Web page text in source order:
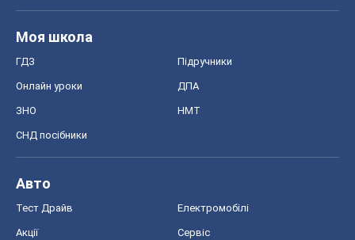
Моя школа
ГДЗ Підручники
Онлайн уроки ДПА
ЗНО НМТ
СНД посібники
Авто
Тест Драйв Електромобілі
Акції Сервіс